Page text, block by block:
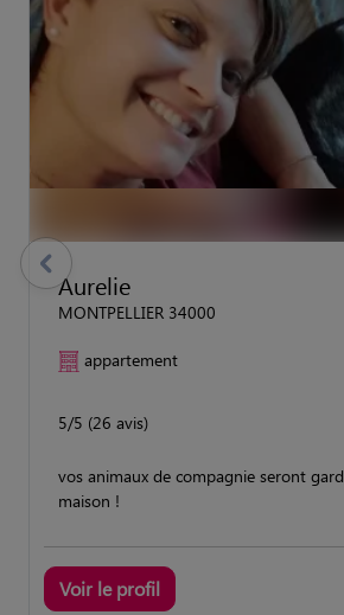
Aurelie
MONTPELLIER 34000
appartement
5/5 (26 avis)
vos animaux de compagnie seront
maison !
Voir le profil
previous